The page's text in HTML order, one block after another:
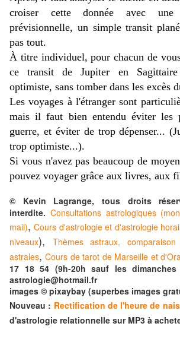
croiser cette donnée avec une
prévisionnelle, un simple transit
pas tout.
À titre individuel, pour chacun de
ce transit de Jupiter en
optimiste, sans tomber dans les excès
Les voyages à l'étranger sont
mais il faut bien entendu éviter les
guerre, et éviter de trop dépenser...
trop optimiste...).
Si vous n'avez pas beaucoup de
pouvez voyager grâce aux livres, aux
© Kevin Lagrange, tous droits
interdite. Consultations astrologiques
mail),Cours d'astrologie et d'astrologie
niveaux), Thèmes astraux, comparaison
astrales,Cours de tarot de Marseille et
17 18 54 (9h-20h sauf les
astrologie@hotmail.fr
images © pixaybay (superbes images
Nouveau : Rectification de l'heure de
d'astrologie relationnelle sur MP3 à